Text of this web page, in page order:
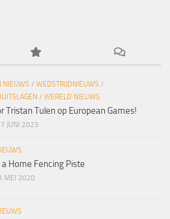
NIEUWS / WEDSTRIJDNIEUWS /
/ WERELD NIEUWS
Tristan Tulen op European Games!
JUNI 2023
a Home Fencing Piste
MEI 2020